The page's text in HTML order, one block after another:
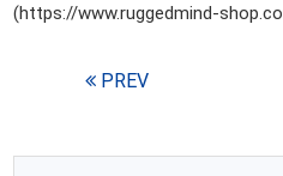
(https://www.ruggedmind-
PREV